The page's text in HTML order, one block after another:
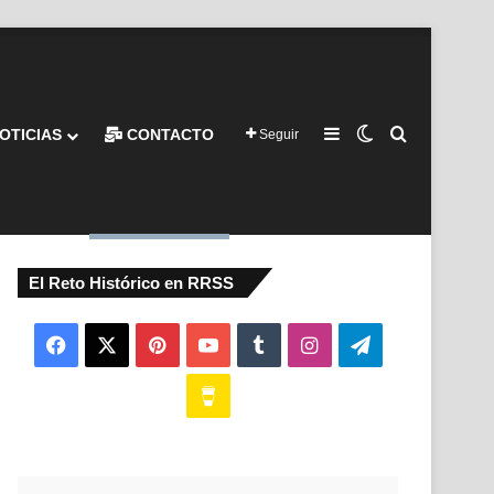
CONTACTO Seguir Barra lateral
Switch skin
El Reto Histórico en RRSS
Facebook PinterestYouTubeTumblrInstagramTelegram